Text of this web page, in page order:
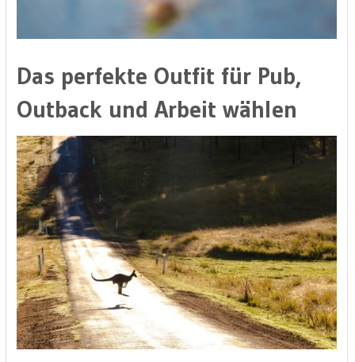
Das perfekte Outfit für Pub,
Outback und Arbeit wählen